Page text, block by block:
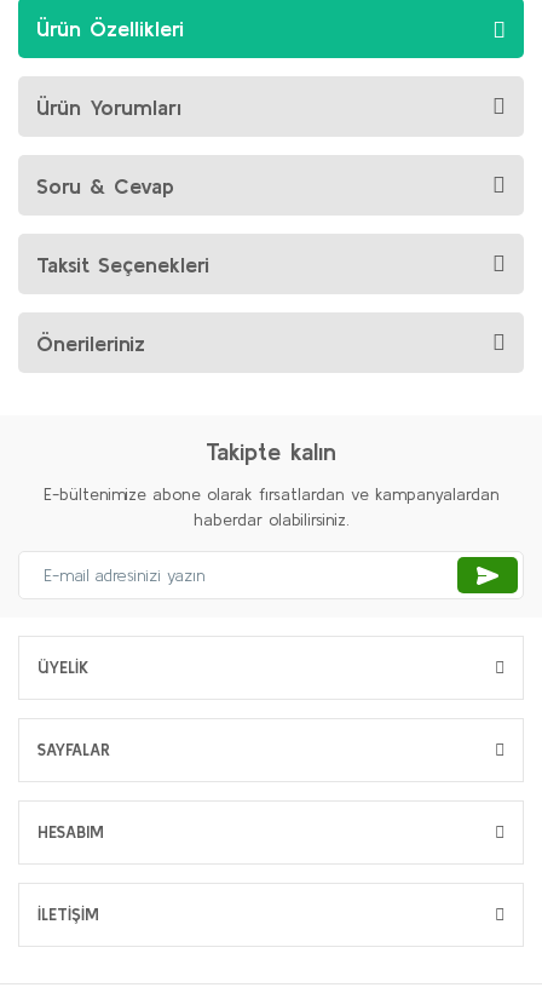
Ürün Özellikleri
Ürün Yorumları
Soru & Cevap
Taksit Seçenekleri
Önerileriniz
Takipte kalın
E-bültenimize abone olarak fırsatlardan ve kampanyalardan
haberdar olabilirsiniz.
ÜYELİK
SAYFALAR
HESABIM
İLETİŞİM